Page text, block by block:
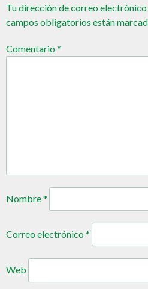
Tu dirección de correo
campos obligatorios están
Comentario*
Nombre*
Correo electrónico*
Web